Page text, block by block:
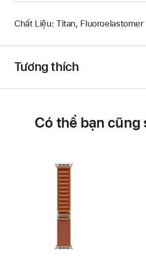
Chất Liệu: Titan, Fluoroelastomer
Tương thích
Có thể bạn cũng